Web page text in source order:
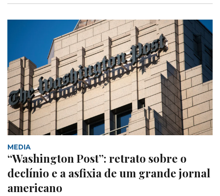
MEDIA
“Washington Post”: retrato sobre o
declínio e a asfixia de um grande jornal
americano